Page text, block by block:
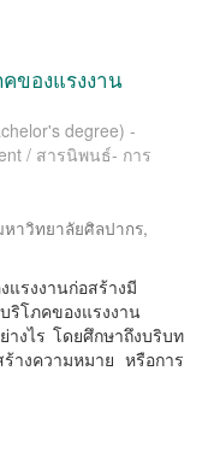
ของแรงงาน
degree) -
/ สารนิพนธ์- การ
หาวิทยาลัยศิลปากร,
รงงานก่อสร้างมี
ริโภคของแรงงาน
งไร โดยศึกษาถึงบริบท
ร้างความหมาย หรือการ